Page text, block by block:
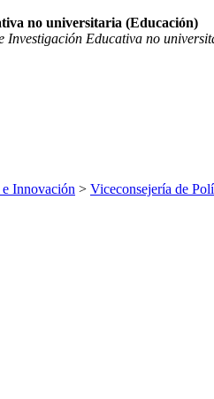
no universitaria (Educación)
Investigación Educativa no
Innovación > Viceconsejería de